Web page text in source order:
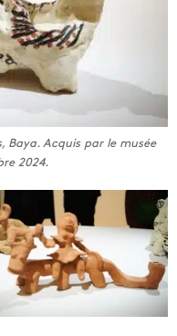
Acquis par le musée
2024.